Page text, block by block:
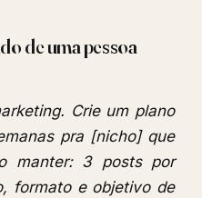
de uma pessoa
Crie um plano
pra [nicho] que
manter: 3 posts por
formato e objetivo de